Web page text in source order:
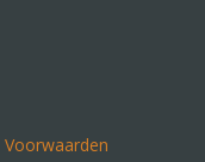
Voorwaarden